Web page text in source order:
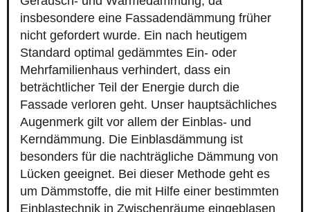
insbesondere eine Fassadendämmung früher
nicht gefordert wurde. Ein nach heutigem
Standard optimal gedämmtes Ein- oder
Mehrfamilienhaus verhindert, dass ein
beträchtlicher Teil der Energie durch die
Fassade verloren geht. Unser hauptsächliches
Augenmerk gilt vor allem der Einblas- und
Kerndämmung. Die Einblasdämmung ist
besonders für die nachträgliche Dämmung von
Lücken geeignet. Bei dieser Methode geht es
um Dämmstoffe, die mit Hilfe einer bestimmten
Einblastechnik in Zwischenräume eingeblasen